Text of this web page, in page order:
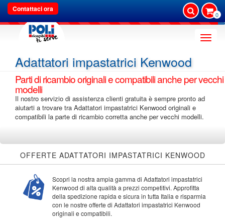
Contattaci ora
0
Toggle
Adattatori impastatrici Kenwood
Parti di ricambio originali e compatibili anche per vecchi
modelli
Il nostro servizio di assistenza clienti gratuita è sempre pronto ad
aiutarti a trovare tra Adattatori impastatrici Kenwood originali e
compatibili la parte di ricambio corretta anche per vecchi modelli.
OFFERTE ADATTATORI IMPASTATRICI KENWOOD
Scopri la nostra ampia gamma di Adattatori impastatrici
Kenwood di alta qualità a prezzi competitivi. Approfitta
della spedizione rapida e sicura in tutta Italia e risparmia
con le nostre offerte di Adattatori impastatrici Kenwood
originali e compatibili.